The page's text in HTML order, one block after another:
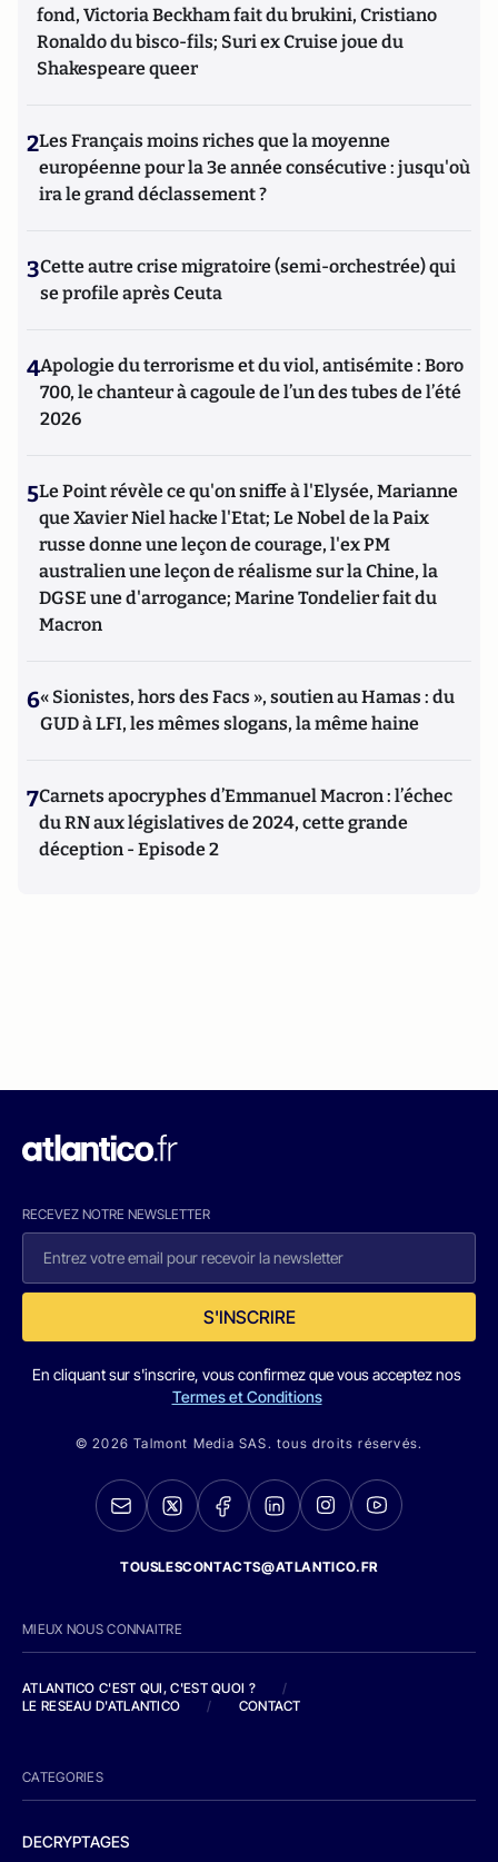
fond, Victoria Beckham fait du brukini, Cristiano
Ronaldo du bisco-fils; Suri ex Cruise joue du
Shakespeare queer
2Les Français moins riches que la moyenne
européenne pour la 3e année consécutive : jusqu'où
ira le grand déclassement ?
3Cette autre crise migratoire (semi-orchestrée) qui
se profile après Ceuta
4Apologie du terrorisme et du viol, antisémite : Boro
700, le chanteur à cagoule de l’un des tubes de l’été
2026
5Le Point révèle ce qu'on sniffe à l'Elysée, Marianne
que Xavier Niel hacke l'Etat; Le Nobel de la Paix
russe donne une leçon de courage, l'ex PM
australien une leçon de réalisme sur la Chine, la
DGSE une d'arrogance; Marine Tondelier fait du
Macron
6« Sionistes, hors des Facs », soutien au Hamas : du
GUD à LFI, les mêmes slogans, la même haine
7Carnets apocryphes d’Emmanuel Macron : l’échec
du RN aux législatives de 2024, cette grande
déception - Episode 2
RECEVEZ NOTRE NEWSLETTER
S'INSCRIRE
En cliquant sur s'inscrire, vous confirmez que vous acceptez nos
Termes et Conditions
© 2026 Talmont Media SAS. tous droits réservés.
TOUSLESCONTACTS@ATLANTICO.FR
MIEUX NOUS CONNAITRE
ATLANTICO C'EST QUI, C'EST QUOI ?
/
LE RESEAU D'ATLANTICO
/ CONTACT
CATEGORIES
DECRYPTAGES